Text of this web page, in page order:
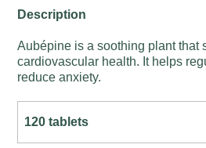
Description
Aubépine is a soothing plant that
cardiovascular health. It helps
reduce anxiety.